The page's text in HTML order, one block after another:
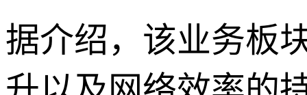
据介绍，该业务板